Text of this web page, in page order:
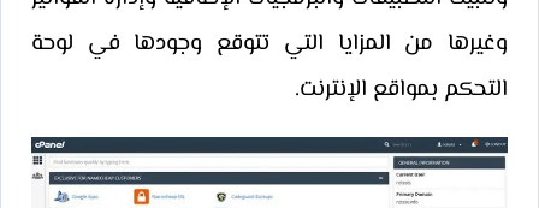
وغيرها من المزايا التي تتوقع وجودها في لوحة
التحكم بمواقع الإنترنت.